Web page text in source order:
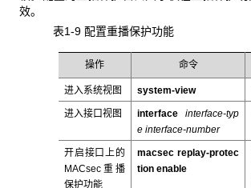
效。
表1-9 配置重播保护功能
操作 命令
进入系统视图 system-view
进入接口视图 interface interface-typ
e interface-number
开启接口上的
MACsec重播
保护功能
macsec replay-protec
tion enable